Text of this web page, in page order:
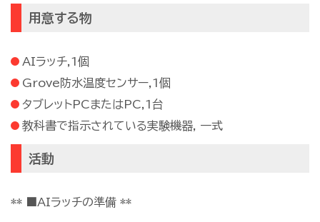
用意する物
AIラッチ,1個
Grove防水温度センサー,1個
タブレットPCまたはPC,1台
教科書で指示されている実験機器, 一式
活動
** ■AIラッチの準備 **